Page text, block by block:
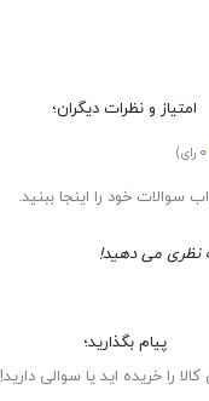
امتیاز و نظرات دیگران؛
0 رای)
سوالات خود را اینجا ببنید.
نظری می دهید!
پیام بگذارید؛
کالا را خریده اید یا سوالی دارید!